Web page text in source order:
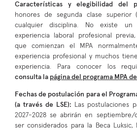
Características y elegibilidad del
honores de segunda clase superior
cualquier disciplina. No existe
experiencia laboral profesional
que comienzan el MPA
experiencia profesional y muchos
experiencia. Para conocer los
consulta la página del programa MPA de
Fechas de postulación para el
(a través de LSE):
Las postulaciones
2027-2028 se abrirán en septiembre/
ser considerados para la Beca